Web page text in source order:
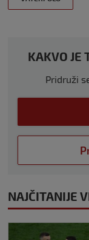
KAKVO JE
Pridruži
NAJČITANIJE